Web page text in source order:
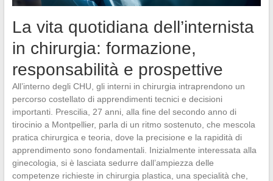
La vita quotidiana dell’internista
in chirurgia: formazione,
responsabilità e prospettive
All’interno degli CHU, gli interni in chirurgia intraprendono un
percorso costellato di apprendimenti tecnici e decisioni
importanti. Prescilia, 27 anni, alla fine del secondo anno di
tirocinio a Montpellier, parla di un ritmo sostenuto, che mescola
pratica chirurgica e teoria, dove la precisione e la rapidità di
apprendimento sono fondamentali. Inizialmente interessata alla
ginecologia, si è lasciata sedurre dall’ampiezza delle
competenze richieste in chirurgia plastica, una specialità che,